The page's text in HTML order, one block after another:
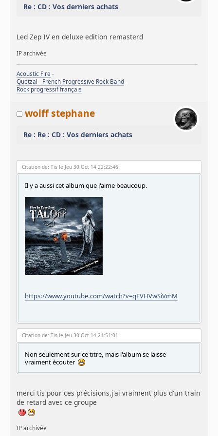
Re : CD : Vos derniers achats
Led Zep IV en deluxe edition remasterd
IP archivée
Acoustic Fire -
Quetzal - French Progressive Rock Band -
Rock progressif français
wolff stephane
Re : Re : CD : Vos derniers achats
Citation de: Tis le Jeu 30 Oct 14 22:22:46
Il y a aussi cet album que j'aime beaucoup.
https://www.youtube.com/watch?v=qEVHVwSiVmM
Citation de: Tis le Jeu 30 Oct 14 21:51:01
Non seulement sur ce titre, mais l'album se laisse
vraiment écouter
merci tis pour ces précisions,j'ai vraiment plus d'un train
de retard avec ce groupe
IP archivée